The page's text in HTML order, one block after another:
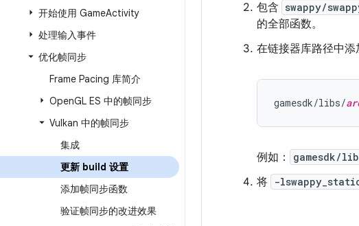
开始使用 GameActivity
处理输入事件
优化帧同步
Frame Pacing 库简介
OpenGL ES 中的帧同步
Vulkan 中的帧同步
集成
更新 build 设置
添加帧同步函数
验证帧同步的改进效果
包含 swappy/
的全部函数。
在链接器库路径中添
gamesdk/libs/
例如： gamesdk/
将 -